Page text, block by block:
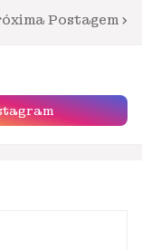
Postagem